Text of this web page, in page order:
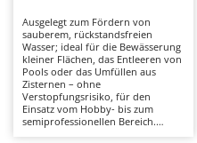
Astkettensägen -
Astscheren
Atemschutzgeräte
Aufroller für
Aufschnittmaschinen
Ama
Ambrogio Robot
Annovi Reverberi
ANTHBOT
Archman
Ausgelegt zum Fördern von
sauberem, rückstandsfreien
Wasser; ideal für die Bewässerung
kleiner Flächen, das Entleeren von
Pools oder das Umfüllen aus
Zisternen – ohne
Verstopfungsrisiko, für den
Einsatz vom Hobby- bis zum
semiprofessionellen Bereich.